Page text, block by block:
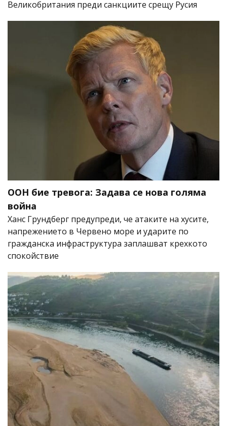
Великобритания преди санкциите срещу Русия
ООН бие тревога: Задава се нова голяма
война
Ханс Грундберг предупреди, че атаките на хусите,
напрежението в Червено море и ударите по
гражданска инфраструктура заплашват крехкото
спокойствие